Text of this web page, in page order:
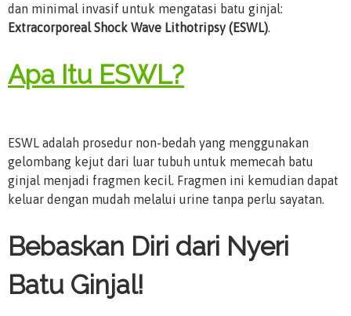
dan minimal invasif untuk mengatasi batu ginjal:
Extracorporeal Shock Wave Lithotripsy (ESWL).
Apa Itu ESWL?
ESWL adalah prosedur non-bedah yang menggunakan
gelombang kejut dari luar tubuh untuk memecah batu
ginjal menjadi fragmen kecil. Fragmen ini kemudian dapat
keluar dengan mudah melalui urine tanpa perlu sayatan.
Bebaskan Diri dari Nyeri
Batu Ginjal!